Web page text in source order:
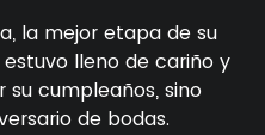
la mejor etapa de su
lleno de cariño y
su cumpleaños, sino
de bodas.